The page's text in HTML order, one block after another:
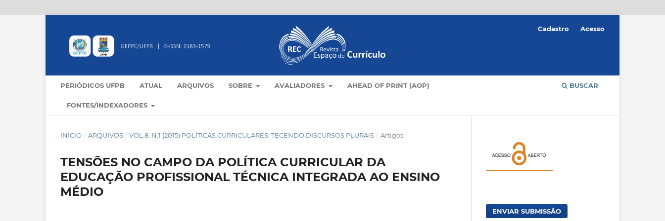
PERIÓDICOS UFPB ATUAL ARQUIVOS SOBRE AVALIADORES AHEAD OF PRINT (AOP)
FONTES/INDEXADORES
BUSCAR
Cadastro Acesso
INÍCIO / ARQUIVOS / VOL.8, N.1 (2015) POLÍTICAS CURRICULARES: TECENDO DISCURSOS PLURAIS / Artigos
TENSÕES NO CAMPO DA POLÍTICA CURRICULAR DA
EDUCAÇÃO PROFISSIONAL TÉCNICA INTEGRADA AO ENSINO
MÉDIO
ENVIAR SUBMISSÃO